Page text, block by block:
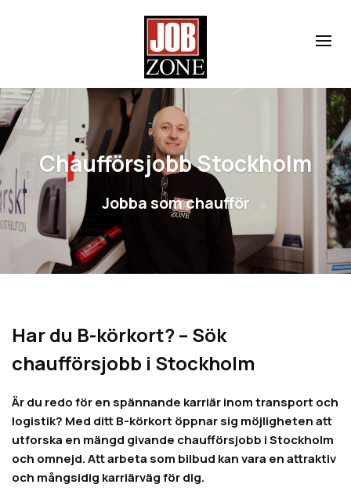
Chaufförsjobb Stockholm
Jobba som chaufför
Har du B-körkort? – Sök
chaufförsjobb i Stockholm
Är du redo för en spännande karriär inom transport och
logistik? Med ditt B-körkort öppnar sig möjligheten att
utforska en mängd givande chaufförsjobb i Stockholm
och omnejd. Att arbeta som bilbud kan vara en attraktiv
och mångsidig karriärväg för dig.